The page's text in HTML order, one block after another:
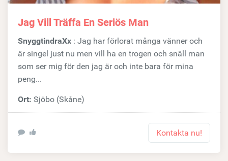
Jag Vill Träffa En Seriös Man
SnyggtindraXx : Jag har förlorat många vänner och
är singel just nu men vill ha en trogen och snäll man
som ser mig för den jag är och inte bara för mina
peng...
Ort: Sjöbo (Skåne)
Kontakta nu!